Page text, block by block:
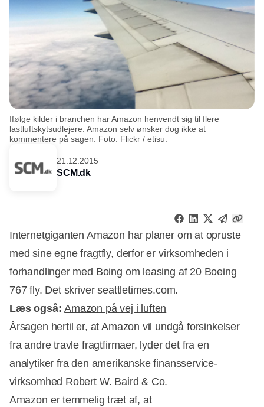
Ifølge kilder i branchen har Amazon henvendt sig til flere
lastluftskytsudlejere. Amazon selv ønsker dog ikke at
kommentere på sagen. Foto: Flickr / etisu.
21.12.2015
SCM.dk
Internetgiganten Amazon har planer om at opruste
med sine egne fragtfly, derfor er virksomheden i
forhandlinger med Boing om leasing af 20 Boeing
767 fly. Det skriver seattletimes.com.
Læs også:Amazon på vej i luften
Annonce
Årsagen hertil er, at Amazon vil undgå forsinkelser
fra andre travle fragtfirmaer, lyder det fra en
analytiker fra den amerikanske finansservice-
virksomhed Robert W. Baird & Co.
Amazon er temmelig træt af, at